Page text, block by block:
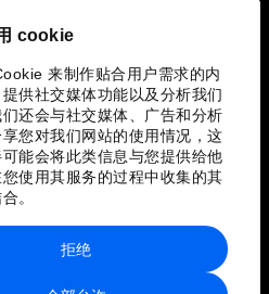
cookie
来制作贴合用户需求的内
供社交媒体功能以及分析我们
还会与社交媒体、广告和分析
您对我们网站的使用情况，这
能会将此类信息与您提供给他
使用其服务的过程中收集的其
。
拒绝